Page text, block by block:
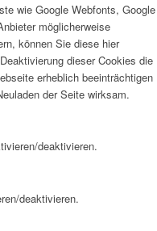
wie Google Webfonts, Google
möglicherweise
können Sie diese hier
dieser Cookies die
erheblich beeinträchtigen
der Seite wirksam.
deaktivieren.
deaktivieren.